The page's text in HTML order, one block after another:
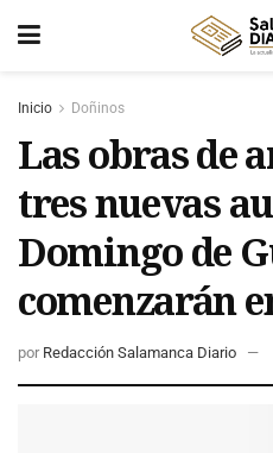
Inicio Doñinos
Las obras de
tres nuevas
Domingo de
comenzarán
por Redacción Salamanca Diario